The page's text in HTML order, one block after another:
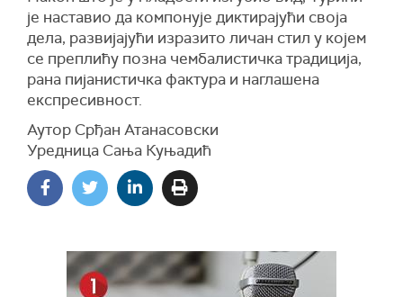
је наставио да компонује диктирајући своја
дела, развијајући изразито личан стил у којем
се преплићу позна чембалистичка традиција,
рана пијанистичка фактура и наглашена
експресивност.
Аутор Срђан Атанасовски
Уредница Сања Куњадић